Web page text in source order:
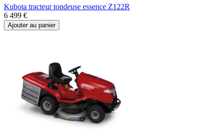
Kubota tracteur tondeuse essence Z122R
6 499 €
Ajouter au panier